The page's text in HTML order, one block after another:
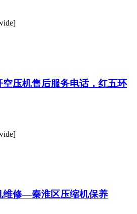
修—秦淮区压缩机保养
空压机-中高风压